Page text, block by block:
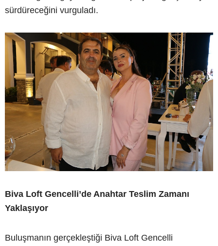
sürdüreceğini vurguladı.
Biva Loft Gencelli’de Anahtar Teslim Zamanı
Yaklaşıyor
Buluşmanın gerçekleştiği Biva Loft Gencelli